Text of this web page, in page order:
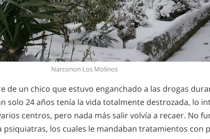
Narconon Los Molinos
de un chico que estuvo enganchado a las drogas
solo 24 años tenía la vida totalmente destrozada, lo
centros, pero nada más salir volvía a recaer. No
psiquiatras, los cuales le mandaban tratamientos con